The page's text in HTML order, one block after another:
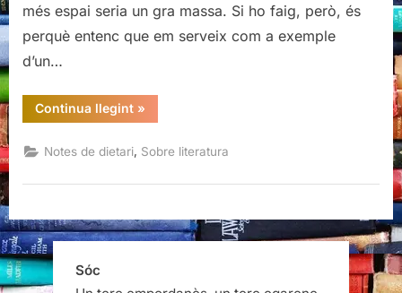
més espai seria un gra massa. Si ho faig, però, és
perquè entenc que em serveix com a exemple
d’un…
Continua llegint“Hipoliteratura
i
»
Notes de dietari Sobre literatura
Sóc